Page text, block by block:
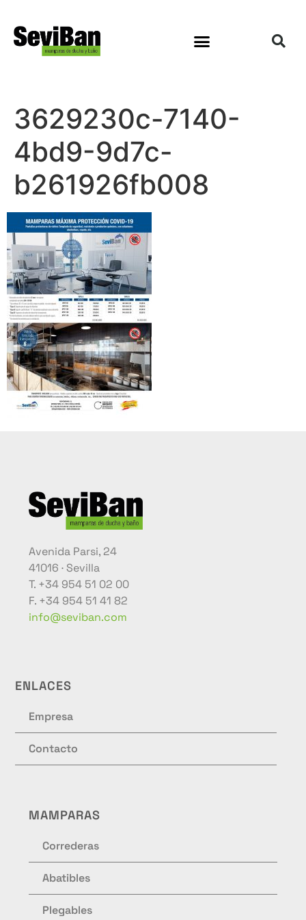
3629230c-7140-
4bd9-9d7c-
b261926fb008
Avenida Parsi, 24
41016 · Sevilla
T. +34 954 51 02 00
F. +34 954 51 41 82
info@seviban.com
ENLACES
Empresa
Contacto
MAMPARAS
Correderas
Abatibles
Plegables